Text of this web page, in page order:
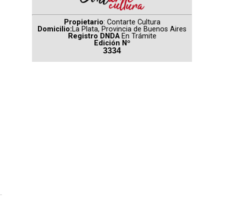
Propietario: Contarte Cultura
Domicilio:La Plata, Provincia de Buenos Aires
Registro DNDA En Trámite
Edición Nº
3334